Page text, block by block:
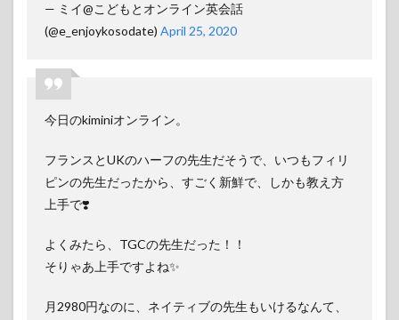
— ミイ@こどもとオンライン英会話
(@e_enjoykosodate) April 25, 2020
今日のkiminiオンライン。
フランスとUKのハーフの先生だそうで、いつもフィリ
ピンの先生だったから、すごく新鮮で、しかも教え方
上手で❣️
よくみたら、TGCの先生だった！！
そりゃあ上手ですよね✨
月2980円なのに、ネイティブの先生もいけるなんて、